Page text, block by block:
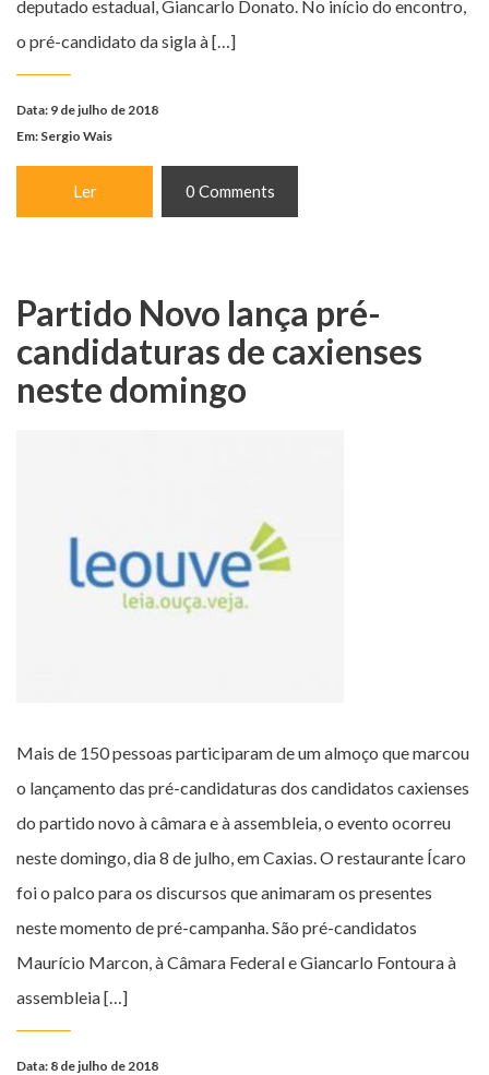
deputado estadual, Giancarlo Donato. No início do encontro,
o pré-candidato da sigla à […]
Data: 9 de julho de 2018
Em: Sergio Wais
Ler 0 Comments
Partido Novo lança pré-
candidaturas de caxienses
neste domingo
Mais de 150 pessoas participaram de um almoço que marcou
o lançamento das pré-candidaturas dos candidatos caxienses
do partido novo à câmara e à assembleia, o evento ocorreu
neste domingo, dia 8 de julho, em Caxias. O restaurante Ícaro
foi o palco para os discursos que animaram os presentes
neste momento de pré-campanha. São pré-candidatos
Maurício Marcon, à Câmara Federal e Giancarlo Fontoura à
assembleia […]
Data: 8 de julho de 2018